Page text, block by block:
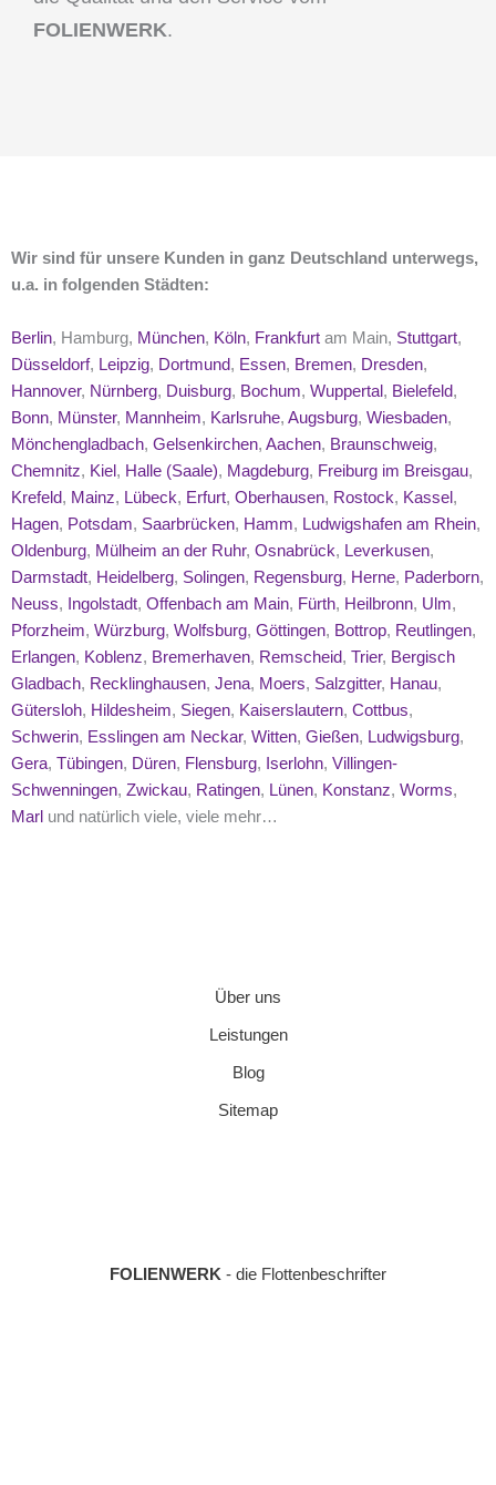
FOLIENWERK.
Wir sind für unsere Kunden in ganz Deutschland unterwegs,
u.a. in folgenden Städten:
Berlin, Hamburg, München, Köln, Frankfurt am Main, Stuttgart,
Düsseldorf, Leipzig, Dortmund, Essen, Bremen, Dresden,
Hannover, Nürnberg, Duisburg, Bochum, Wuppertal, Bielefeld,
Bonn, Münster, Mannheim, Karlsruhe, Augsburg, Wiesbaden,
Mönchengladbach, Gelsenkirchen, Aachen, Braunschweig,
Chemnitz, Kiel, Halle (Saale), Magdeburg, Freiburg im Breisgau,
Krefeld, Mainz, Lübeck, Erfurt, Oberhausen, Rostock, Kassel,
Hagen, Potsdam, Saarbrücken, Hamm, Ludwigshafen am Rhein,
Oldenburg, Mülheim an der Ruhr, Osnabrück, Leverkusen,
Darmstadt, Heidelberg, Solingen, Regensburg, Herne, Paderborn,
Neuss, Ingolstadt, Offenbach am Main, Fürth, Heilbronn, Ulm,
Pforzheim, Würzburg, Wolfsburg, Göttingen, Bottrop, Reutlingen,
Erlangen, Koblenz, Bremerhaven, Remscheid, Trier, Bergisch
Gladbach, Recklinghausen, Jena, Moers, Salzgitter, Hanau,
Gütersloh, Hildesheim, Siegen, Kaiserslautern, Cottbus,
Schwerin, Esslingen am Neckar, Witten, Gießen, Ludwigsburg,
Gera, Tübingen, Düren, Flensburg, Iserlohn, Villingen-
Schwenningen, Zwickau, Ratingen, Lünen, Konstanz, Worms,
Marl und natürlich viele, viele mehr…
Über uns
Leistungen
Blog
Sitemap
FOLIENWERK - die Flottenbeschrifter